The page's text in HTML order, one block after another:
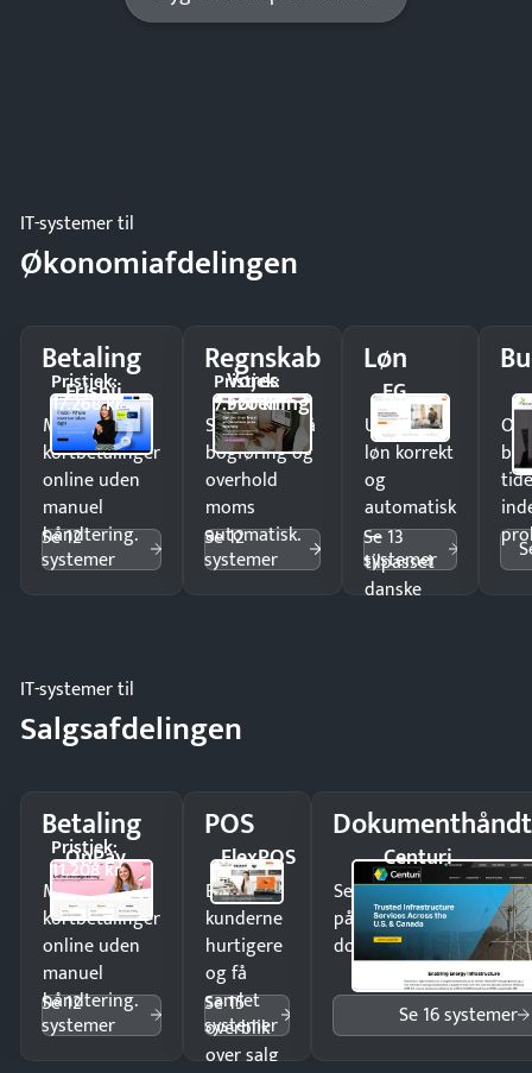
IT-systemer til
Økonomiafdelingen
Betaling
Frisbii
Pristjek:
17.268 kr
Modtag
kortbetalinger
online uden
manuel
håndtering.
Se 12
systemer
Regnskab
Vores
Forening
Pristjek:
7.920 kr
Spar timer på
bogføring og
overhold
moms
automatisk.
Se 12
systemer
Løn
EG
Udbetal
løn korrekt
og
automatisk
—
tilpasset
danske
Se 13
systemer
IT-systemer til
Salgsafdelingen
Betaling
OnPay
Pristjek:
11.208 kr
Modtag
kortbetalinger
online uden
manuel
håndtering.
Se 12
systemer
POS
FlexPOS
Ekspedér
kunderne
hurtigere
og få
samlet
overblik
over salg
Se 15
systemer
Centuri
Send kontrakter til
på minutter og mist
dokumenter.
Se 16 systemer